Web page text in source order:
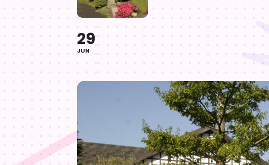
29
JUN